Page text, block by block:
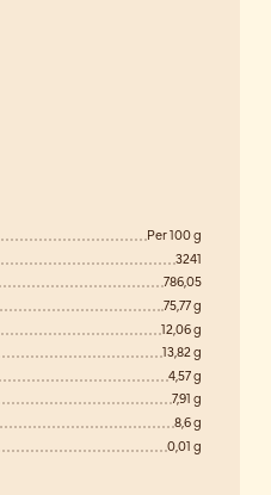
Per 100 g
3241
786,05
75,77 g
12,06 g
13,82 g
4,57 g
7,91 g
8,6 g
0,01 g